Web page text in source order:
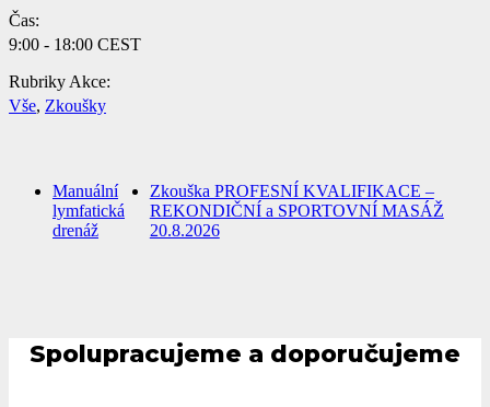
Čas:
9:00 - 18:00 CEST
Rubriky Akce:
Vše, Zkoušky
Manuální
lymfatická
drenáž
Zkouška PROFESNÍ KVALIFIKACE –
REKONDIČNÍ a SPORTOVNÍ MASÁŽ
20.8.2026
Spolupracujeme a doporučujeme